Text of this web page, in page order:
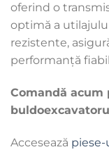
oferind o
optimă a
rezistente,
performanță
Comandă
Accesează piese-